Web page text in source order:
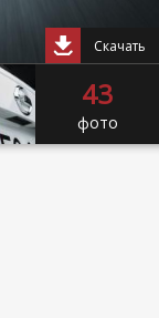
Скачать
43
фото